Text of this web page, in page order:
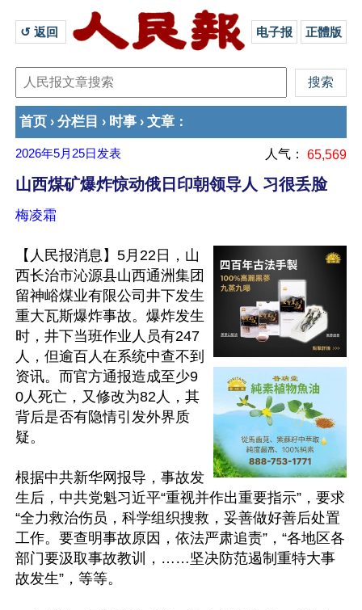
↺ 返回 电子报 正體版
首页 › 分栏目 › 时事 › 文章 ：
2026年5月25日 发表 人气： 65,569
山西煤矿爆炸惊动俄日印朝领导人 习很丢脸
梅凌霜
【人民报消息】5月22日，山
西长治市沁源县山西通洲集团
留神峪煤业有限公司井下发生
重大瓦斯爆炸事故。爆炸发生
时，井下当班作业人员有247
人，但逾百人在系统中查不到
资讯。而官方通报造成至少9
0人死亡，又修改为82人，其
背后是否有隐情引发外界质
疑。
根据中共新华网报导，事故发
生后，中共党魁习近平“重视并作出重要指示”，要求
“全力救治伤员，科学组织搜救，妥善做好善后处置
工作。要查明事故原因，依法严肃追责”，“各地区各
部门要汲取事故教训，……坚决防范遏制重特大事
故发生”，等等。